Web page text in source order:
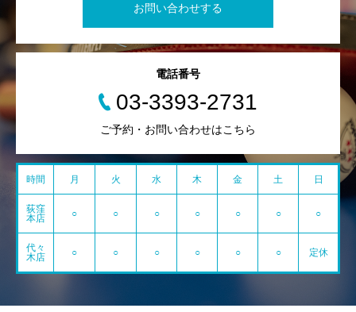
お問い合わせする
電話番号
03-3393-2731
ご予約・お問い合わせはこちら
時間 月 火 水 木 金 土 日
荻窪
本店
○ ○ ○ ○ ○ ○ ○
代々
木店
○ ○ ○ ○ ○ ○ 定休